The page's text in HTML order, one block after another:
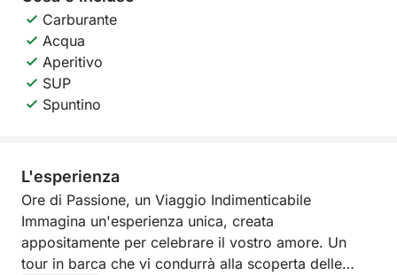
Carburante
Acqua
Aperitivo
SUP
Spuntino
L'esperienza
Ore di Passione, un Viaggio Indimenticabile
Immagina un'esperienza unica, creata
appositamente per celebrare il vostro amore. Un
tour in barca che vi condurrà alla scoperta delle